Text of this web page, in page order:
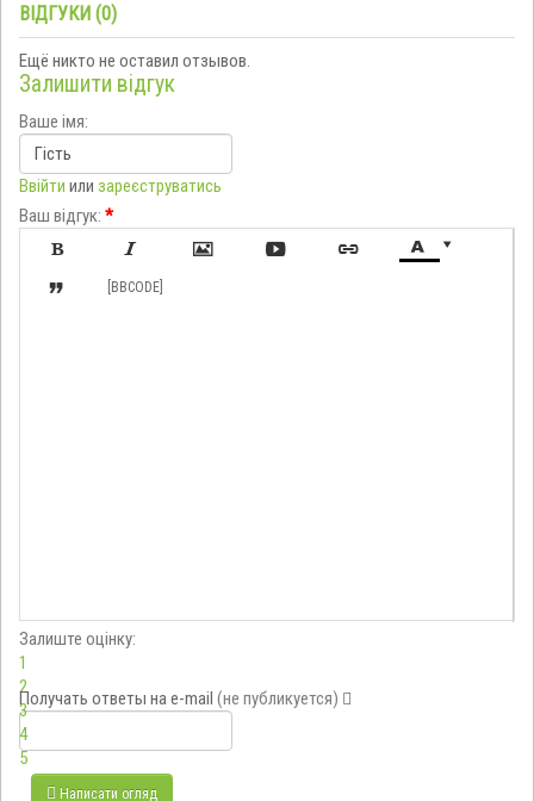
ВІДГУКИ (0)
Ещё никто не оставил отзывов.
Залишити відгук
Ваше імя:
Ввійти или зареєструватись
Ваш відгук: *

     
 [BBCODE]
Залиште оцінку:
1
2
3
4
5
Получать ответы на e-mail (не публикуется)
Написати огляд